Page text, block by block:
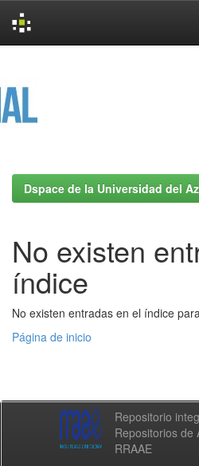
Dspace de la Universidad del
No existen
índice
No existen entradas en el índice
Página de inicio
Repositorio
Repositorios de
RRAAE